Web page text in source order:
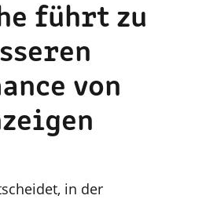
führt zu
von
in der